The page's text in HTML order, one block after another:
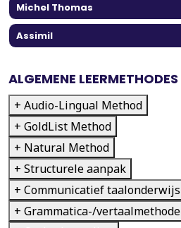
Michel Thomas
Assimil
ALGEMENE LEERMETHODES
+ Audio-Lingual Method
+ GoldList Method
+ Natural Method
+ Structurele aanpak
+ Communicatief taalonderwijs
+ Grammatica-/vertaalmethode